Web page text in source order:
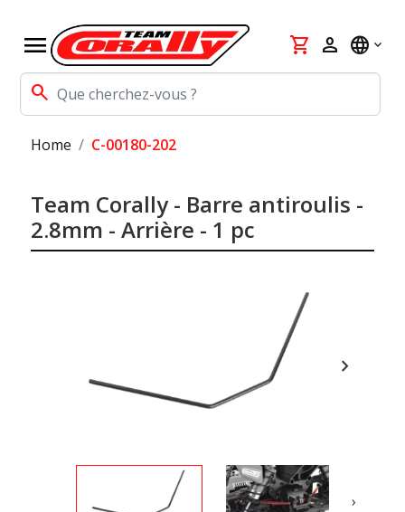
menu
search
shopping_cart person language
Home C-00180-202
Team Corally - Barre antiroulis -
2.8mm - Arrière - 1 pc
chevron_right
›